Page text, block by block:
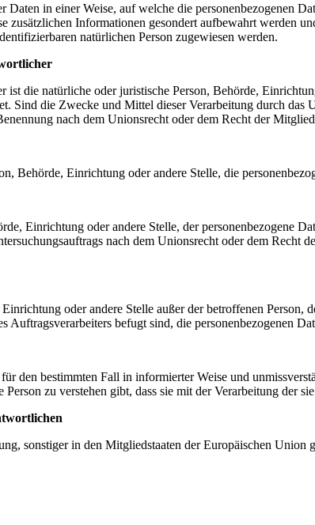
Daten in einer Weise, auf welche die personenbezogenen
zusätzlichen Informationen gesondert aufbewahrt werden
natürlichen Person zugewiesen werden.
die natürliche oder juristische Person, Behörde,
Sind die Zwecke und Mittel dieser Verarbeitung durch
nach dem Unionsrecht oder dem Recht der
Behörde, Einrichtung oder andere Stelle, die
Einrichtung oder andere Stelle, der personenbezogene
nach dem Unionsrecht oder dem Recht
oder andere Stelle außer der betroffenen
befugt sind, die personenbezogenen
den bestimmten Fall in informierter Weise und
zu verstehen gibt, dass sie mit der Verarbeitung der
sonstiger in den Mitgliedstaaten der Europäischen Union